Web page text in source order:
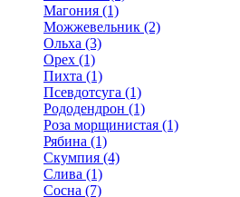
Магония (1)
Можжевельник (2)
Ольха (3)
Орех (1)
Пихта (1)
Псевдотсуга (1)
Рододендрон (1)
Роза морщинистая (1)
Рябина (1)
Скумпия (4)
Слива (1)
Сосна (7)